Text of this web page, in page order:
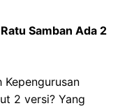
Samban Ada 2
Kepengurusan
2 versi? Yang